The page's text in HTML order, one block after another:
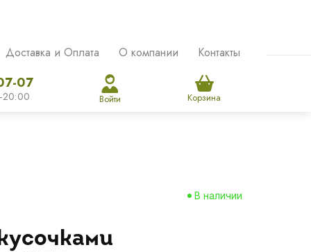
Доставка и Оплата О компании Контакты
07
20:00 Войти Корзина
В наличии